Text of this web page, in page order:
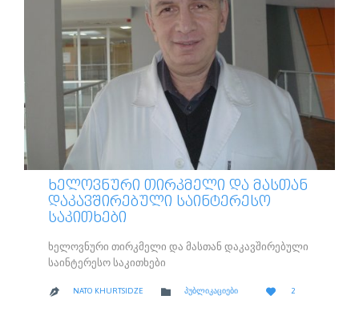
ᲮᲔᲚᲝᲕᲜᲣᲠᲘ ᲗᲘᲠᲙᲛᲔᲚᲘ ᲓᲐ ᲛᲐᲡᲗᲐᲜ
ᲓᲐᲙᲐᲕᲨᲘᲠᲔᲑᲣᲚᲘ ᲡᲐᲘᲜᲢᲔᲠᲔᲡᲝ
ᲡᲐᲙᲘᲗᲮᲔᲑᲘ
ხელოვნური თირკმელი და მასთან დაკავშირებული
საინტერესო საკითხები
 NATO KHURTSIDZE  CATEGORY
ᲞᲣᲑᲚᲘᲙᲐᲪᲘᲔᲑᲘ 
LOVE
2